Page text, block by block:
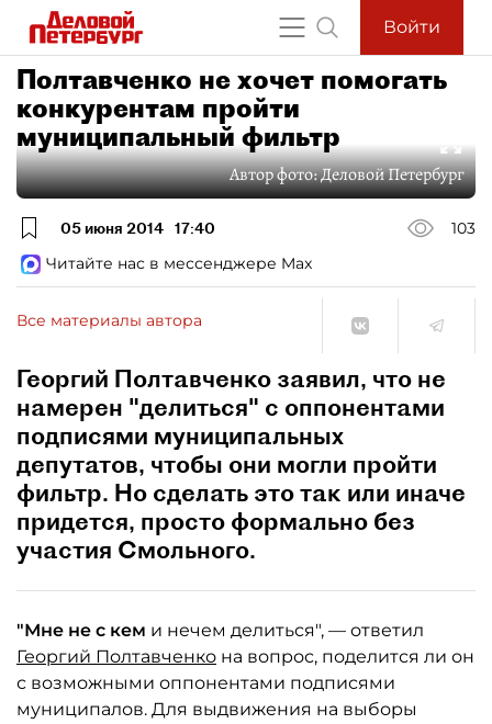
Войти
Полтавченко не хочет помогать
конкурентам пройти
муниципальный фильтр
Автор фото:Деловой Петербург
05 июня 2014 17:40
103
Читайте нас в мессенджере Max
Все материалы автора
Георгий Полтавченко заявил, что не
намерен "делиться" с оппонентами
подписями муниципальных
депутатов, чтобы они могли пройти
фильтр. Но сделать это так или иначе
придется, просто формально без
участия Смольного.
"Мне не с кем и нечем делиться", — ответил
Георгий Полтавченко на вопрос, поделится ли он
с возможными оппонентами подписями
муниципалов. Для выдвижения на выборы